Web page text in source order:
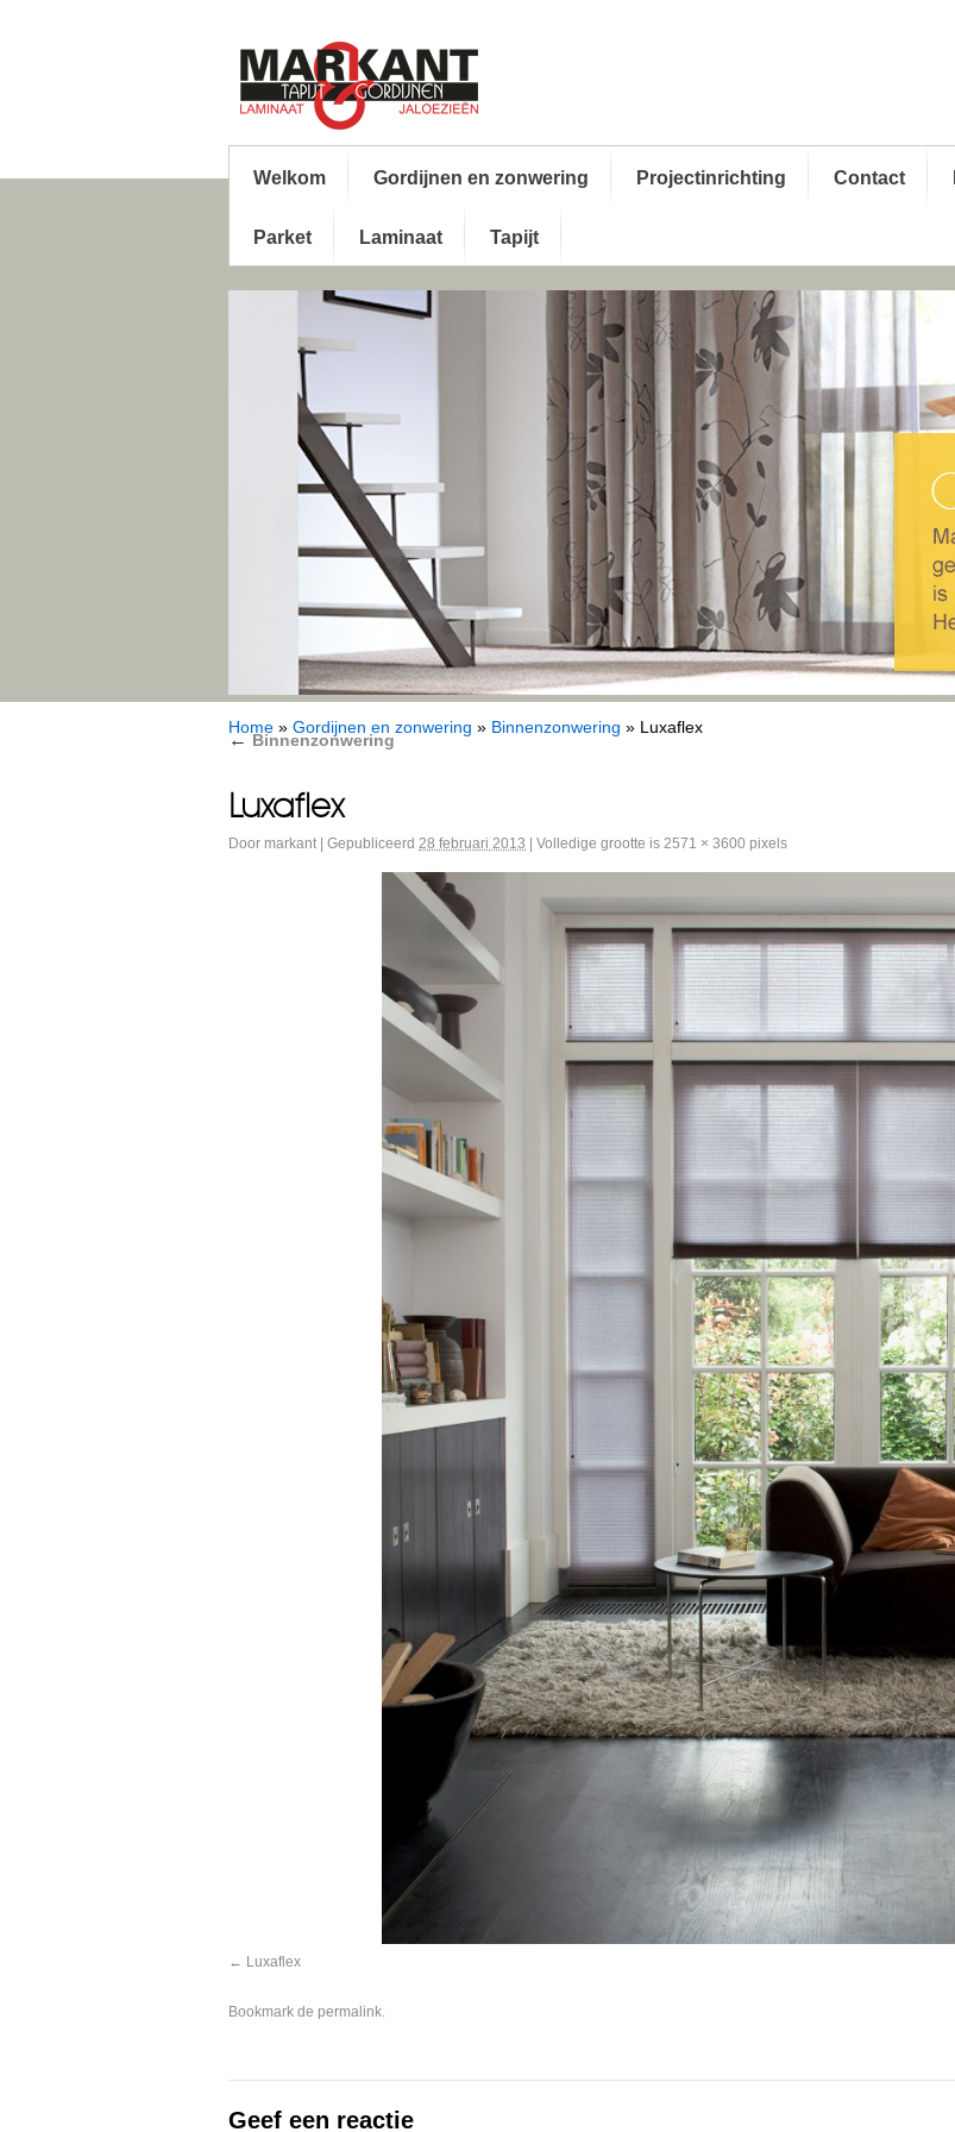
Welkom Gordijnen en zonwering Projectinrichting Contact
Parket Laminaat Tapijt
Home » Gordijnen en zonwering » Binnenzonwering » Luxaflex
← Binnenzonwering
Luxaflex
Door markant Gepubliceerd 28 februari 2013 Volledige grootte is 2571 × 3600 pixels
Luxaflex
Bookmark de permalink
Geef een reactie